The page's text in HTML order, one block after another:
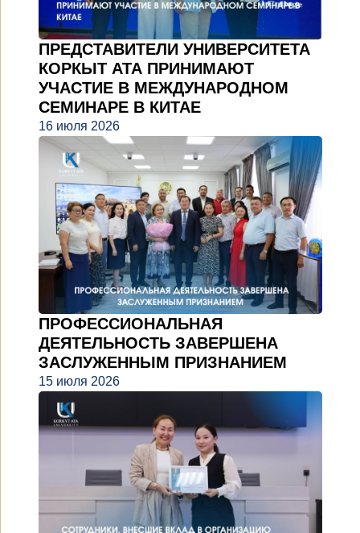
ПРЕДСТАВИТЕЛИ УНИВЕРСИТЕТА
КОРКЫТ АТА ПРИНИМАЮТ
УЧАСТИЕ В МЕЖДУНАРОДНОМ
СЕМИНАРЕ В КИТАЕ
16 июля 2026
ПРОФЕССИОНАЛЬНАЯ
ДЕЯТЕЛЬНОСТЬ ЗАВЕРШЕНА
ЗАСЛУЖЕННЫМ ПРИЗНАНИЕМ
15 июля 2026